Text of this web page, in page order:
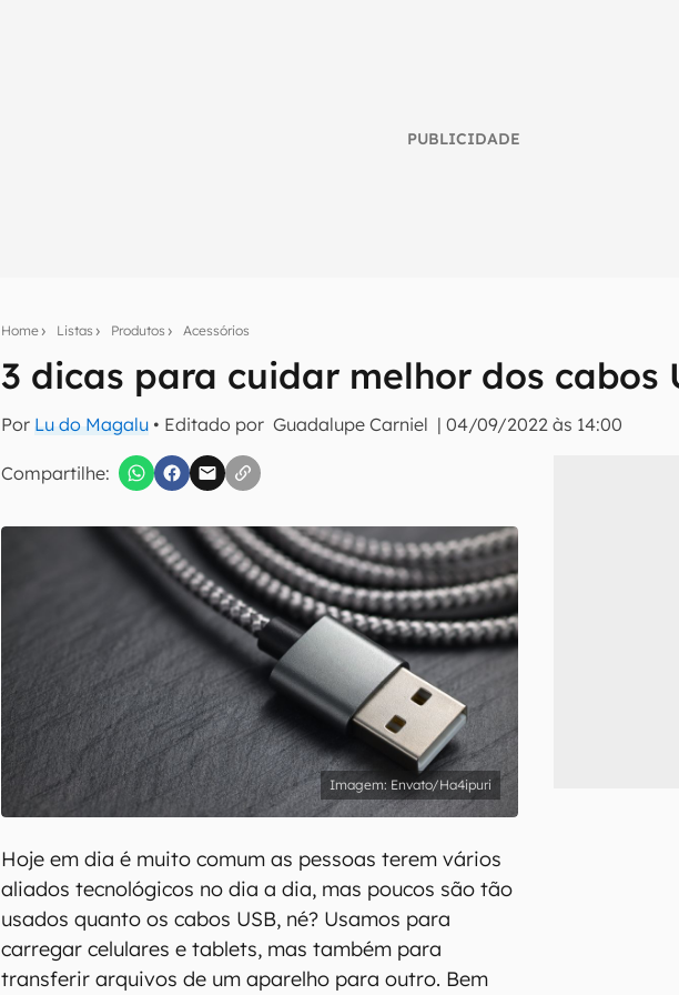
PUBLICIDADE
Home Listas Produtos Acessórios
3 dicas para cuidar melhor dos cabos
Por Lu do Magalu • Editado por Guadalupe Carniel |04/09/2022 às 14:00
Compartilhe:
Seu resumo inteligente do mundo tech!
Assine a newsletter do Canaltech e receba notícias e reviews sobre tecnologia
inscreva-se
Confirmo que li, aceito e concordo com os Termos de Uso e Política de Privacidade do
Envato/Ha4ipuri
Hoje em dia é muito comum as pessoas terem vários
aliados tecnológicos no dia a dia, mas poucos são tão
usados quanto os cabos USB, né? Usamos para
carregar celulares e tablets, mas também para
transferir arquivos de um aparelho para outro. Bem